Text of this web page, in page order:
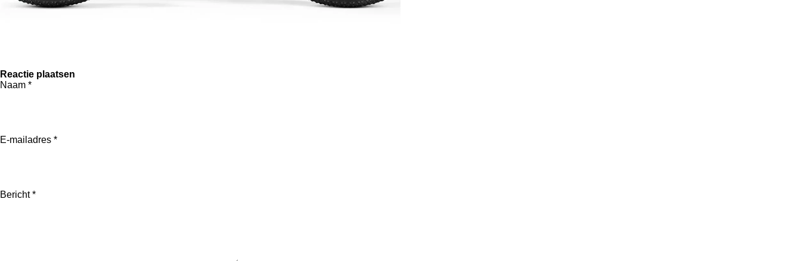
Reactie plaatsen
Naam *
E-mailadres *
Bericht *